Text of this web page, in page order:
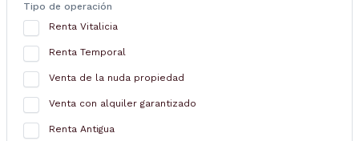
Tipo de operación
Renta Vitalicia
Renta Temporal
Venta de la nuda propiedad
Venta con alquiler garantizado
Renta Antigua